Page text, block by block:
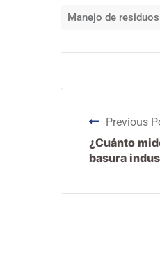
Manejo de residuos
Previous
¿Cuánto
basura